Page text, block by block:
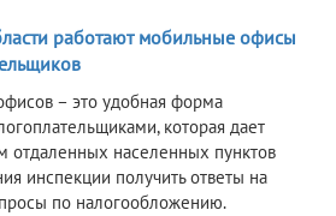
работают мобильные офисы
– это удобная форма
которая дает
отдаленных населенных пунктов
инспекции получить ответы на
по налогообложению.